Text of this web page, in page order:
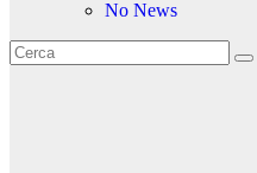
No News